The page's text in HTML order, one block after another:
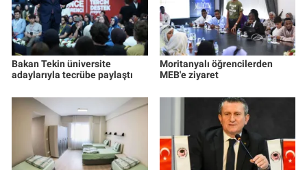
Bakan Tekin üniversite
adaylarıyla tecrübe paylaştı
Moritanyalı öğrencilerden
MEB'e ziyaret